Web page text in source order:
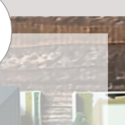
心を忘れず、
存在であり続
を賜りますよ
ます。